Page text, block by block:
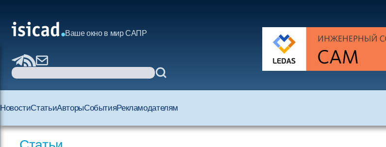
Ваше окно в мир САПР
НовостиСтатьиАвторыСобытияРекламодателям